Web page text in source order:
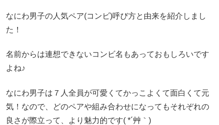
なにわ男子の人気ペア(コンビ)呼び方と由来を紹介しまし
た！
名前からは連想できないコンビ名もあっておもしろいです
よね♪
なにわ男子は７人全員が可愛くてかっこよくて面白くて元
気！なので、どのペアや組み合わせになってもそれぞれの
良さが際立って、より魅力的です( *´艸｀)